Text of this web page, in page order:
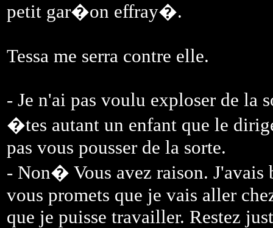
petit gar�on effray�.
Tessa me serra contre elle.
- Je n'ai pas voulu exploser de la
�tes autant un enfant que le
pas vous pousser de la sorte.
- Non� Vous avez raison. J'avais
vous promets que je vais aller
que je puisse travailler. Restez